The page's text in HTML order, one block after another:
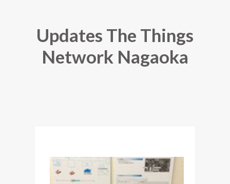
Updates The Things
Network Nagaoka